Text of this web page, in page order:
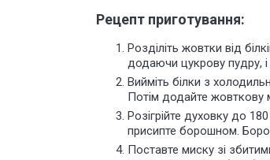
Рецепт приготування:
Розділіть жовтки від
додаючи цукрову пудру, і
Вийміть білки з
Потім додайте жовткову
Розігрійте духовку до
присипте борошном.
Поставте миску зі